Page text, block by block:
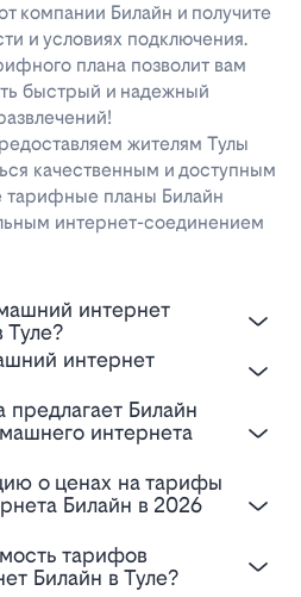
компании Билайн и получите
и условиях подключения.
плана позволит вам
быстрый и надежный
жителям Тулы
качественным и доступным
тарифные планы Билайн
интернет-соединением
Туле?
интернета
Билайн в 2026
Билайн в Туле?